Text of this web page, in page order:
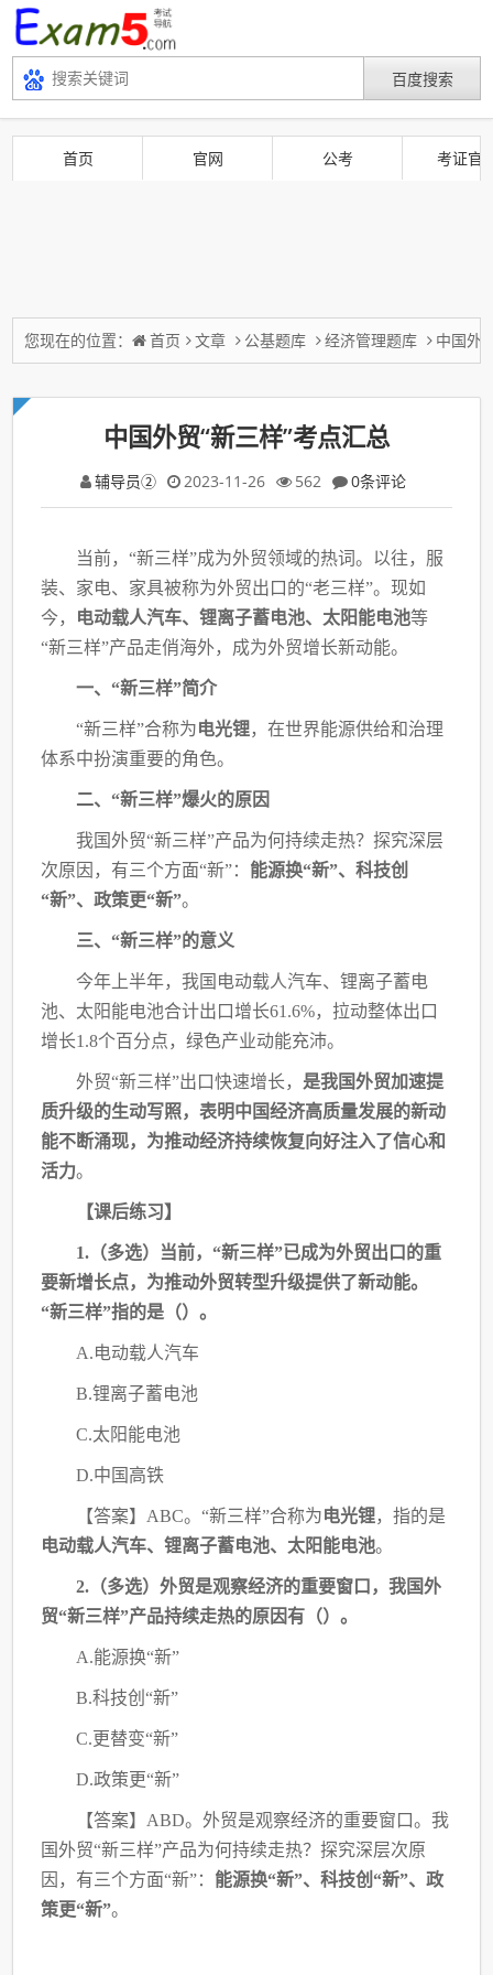
首页 官网 公考 考证官
您现在的位置： 首页 文章 公基题库 经济管理题库 中国外
中国外贸“新三样”考点汇总
辅导员② 2023-11-26 562 0条评论
当前，“新三样”成为外贸领域的热词。以往，服
装、家电、家具被称为外贸出口的“老三样”。现如
今，
电动载人汽车、锂离子蓄电池、太阳能电池等
“新三样”产品走俏海外，成为外贸增长新动能。
一、“新三样”简介
“新三样”合称为电光锂，在世界能源供给和治理
体系中扮演重要的角色。
二、“新三样”爆火的原因
我国外贸“新三样”产品为何持续走热？探究深层
次原因，有三个方面“新”： 能源换“新”、科技创
“新”、政策更“新”。
三、“新三样”的意义
今年上半年，我国电动载人汽车、锂离子蓄电
池、太阳能电池合计出口增长61.6%，拉动整体出口
增长1.8个百分点，绿色产业动能充沛。
外贸“新三样”出口快速增长， 是我国外贸加速提
质升级的生动写照，表明中国经济高质量发展的新动
能不断涌现，为推动经济持续恢复向好注入了信心和
活力。
【课后练习】
1.（多选）当前，“新三样”已成为外贸出口的重
要新增长点，为推动外贸转型升级提供了新动能。
“新三样”指的是（）。
A.电动载人汽车
B.锂离子蓄电池
C.太阳能电池
D.中国高铁
【答案】 ABC。“新三样”合称为电光锂，指的是
电动载人汽车、锂离子蓄电池、太阳能电池。
2.（多选）外贸是观察经济的重要窗口，我国外
贸“新三样”产品持续走热的原因有（）。
A.能源换“新”
B.科技创“新”
C.更替变“新”
D.政策更“新”
【答案】ABD。外贸是观察经济的重要窗口。我
国外贸“新三样”产品为何持续走热？探究深层次原
因，有三个方面“新”： 能源换“新”、科技创“新”、政
策更“新”。